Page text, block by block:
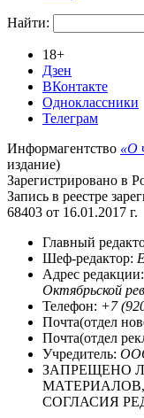
Найти:
18+
Дзен
ВКонтакте
Одноклассники
Телеграм
Информагентство «О
издание)
Зарегистрировано в
Запись в реестре
68403 от 16.01.2017 г.
Главный
Шеф-редактор:
Адрес редакции:
Октябрьской
Телефон: +7
Почта(отдел
Почта(отдел
Учредитель:
ЗАПРЕЩЕНО
СОГЛАСИЯ